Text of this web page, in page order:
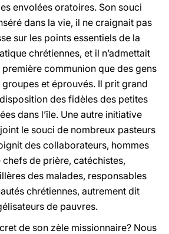
envolées oratoires. Son souci
dans la vie, il ne craignait pas
sur les points essentiels de la
chrétiennes, et il n’admettait
communion que des gens
et éprouvés. Il prit grand
des fidèles des petites
dans l’île. Une autre initiative
le souci de nombreux pasteurs
des collaborateurs, hommes
de prière, catéchistes,
des malades, responsables
chrétiennes, autrement dit
de pauvres.
de son zèle missionnaire? Nous